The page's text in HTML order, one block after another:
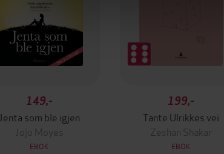
149,-
Jenta som ble igjen
Jojo Moyes
EBOK
199,-
Tante Ulrikkes vei
Zeshan Shakar
EBOK